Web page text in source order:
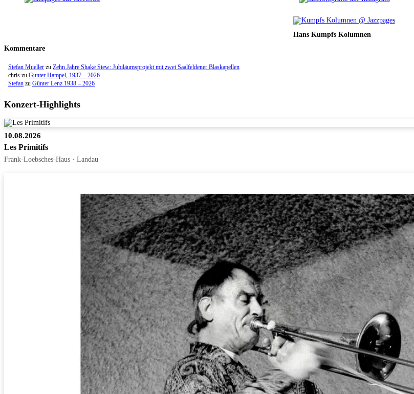
Hans Kumpfs Kolumnen
Kommentare
Stefan Mueller zu Zehn Jahre Shake Stew: Jubiläumsprojekt mit zwei Saalfeldener Blaskapellen
chris zu Gunter Hampel, 1937 – 2026
Stefan zu Günter Lenz 1938 – 2026
Konzert-Highlights
10.08.2026
Les Primitifs
Frank-Loebsches-Haus · Landau